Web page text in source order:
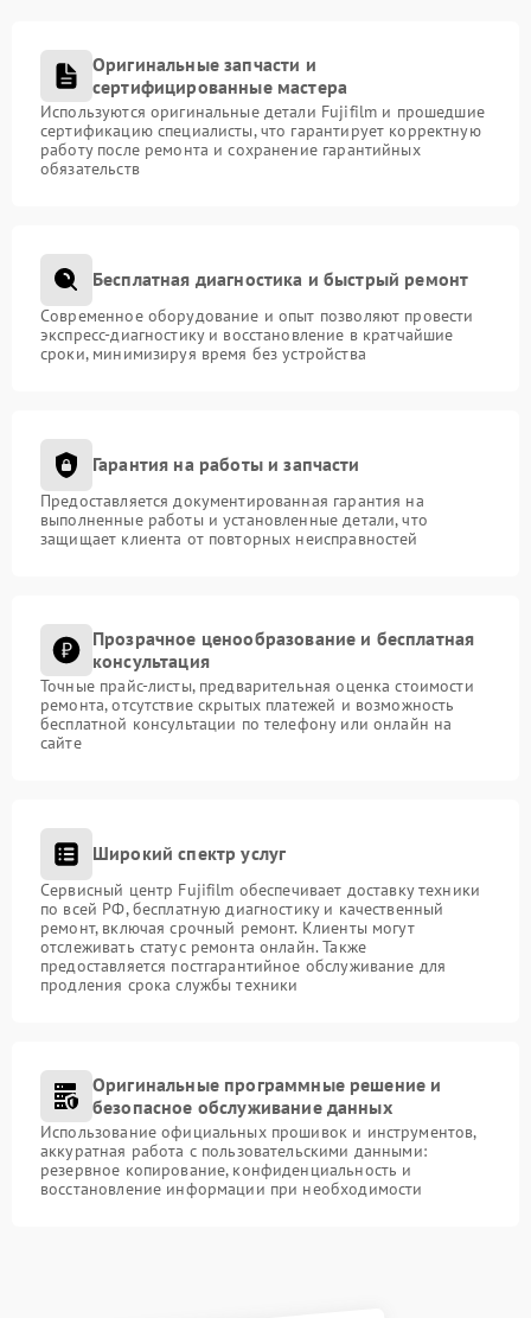
Оригинальные запчасти и
сертифицированные мастера
Используются оригинальные детали Fujifilm и прошедшие
сертификацию специалисты, что гарантирует корректную
работу после ремонта и сохранение гарантийных
обязательств
Бесплатная диагностика и быстрый ремонт
Современное оборудование и опыт позволяют провести
экспресс-диагностику и восстановление в кратчайшие
сроки, минимизируя время без устройства
Гарантия на работы и запчасти
Предоставляется документированная гарантия на
выполненные работы и установленные детали, что
защищает клиента от повторных неисправностей
Прозрачное ценообразование и бесплатная
консультация
Точные прайс-листы, предварительная оценка стоимости
ремонта, отсутствие скрытых платежей и возможность
бесплатной консультации по телефону или онлайн на
сайте
Широкий спектр услуг
Сервисный центр Fujifilm обеспечивает доставку техники
по всей РФ, бесплатную диагностику и качественный
ремонт, включая срочный ремонт. Клиенты могут
отслеживать статус ремонта онлайн. Также
предоставляется постгарантийное обслуживание для
продления срока службы техники
Оригинальные программные решение и
безопасное обслуживание данных
Использование официальных прошивок и инструментов,
аккуратная работа с пользовательскими данными:
резервное копирование, конфиденциальность и
восстановление информации при необходимости